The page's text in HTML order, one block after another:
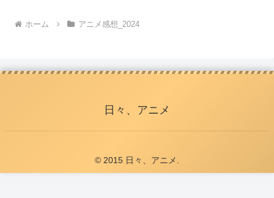
ホーム アニメ感想_2024
日々、アニメ
© 2015 日々、アニメ.